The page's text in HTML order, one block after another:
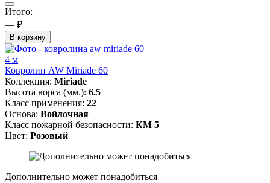
Итого:
— ₽
В корзину
4 м
Ковролин AW Miriade 60
Коллекция: Miriade
Высота ворса (мм.): 6.5
Класс применения: 22
Основа: Войлочная
Класс пожарной безопасности: КМ 5
Цвет: Розовый
Дополнительно может понадобиться